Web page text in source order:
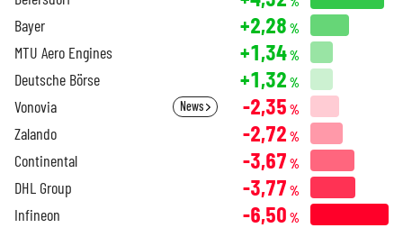
Bayer +2,28 %
MTU Aero Engines +1,34%
Deutsche Börse +1,32 %
Vonovia News -2,35 %
Zalando -2,72 %
Continental -3,67 %
DHL Group -3,77 %
Infineon -6,50 %